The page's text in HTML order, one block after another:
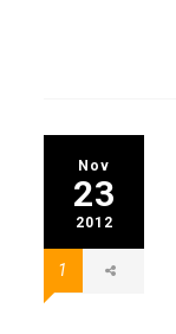
Nov
23
2012
1